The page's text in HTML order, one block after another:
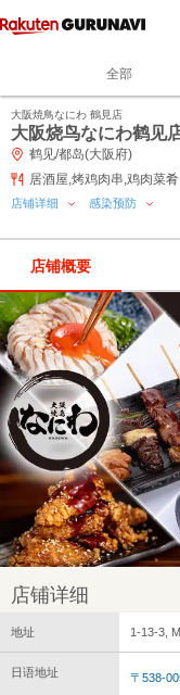
全部
大阪焼鳥なにわ 鶴見店
大阪烧鸟なにわ鹤见
鹤见/都岛(大阪府)
居酒屋,烤鸡肉串,鸡肉菜肴
店铺详细 感染预防
店铺概要
店铺详细
地址 1-13-3,
日语地址 〒538-